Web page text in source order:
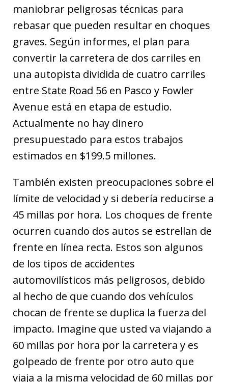
maniobrar peligrosas técnicas para
rebasar que pueden resultar en choques
graves. Según informes, el plan para
convertir la carretera de dos carriles en
una autopista dividida de cuatro carriles
entre State Road 56 en Pasco y Fowler
Avenue está en etapa de estudio.
Actualmente no hay dinero
presupuestado para estos trabajos
estimados en $199.5 millones.
También existen preocupaciones sobre el
límite de velocidad y si debería reducirse a
45 millas por hora. Los choques de frente
ocurren cuando dos autos se estrellan de
frente en línea recta. Estos son algunos
de los tipos de accidentes
automovilísticos más peligrosos, debido
al hecho de que cuando dos vehículos
chocan de frente se duplica la fuerza del
impacto. Imagine que usted va viajando a
60 millas por hora por la carretera y es
golpeado de frente por otro auto que
viaja a la misma velocidad de 60 millas por